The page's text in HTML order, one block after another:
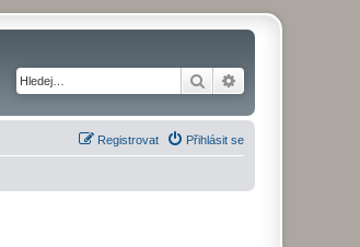
Hledat
Přihlásit se
Registrovat